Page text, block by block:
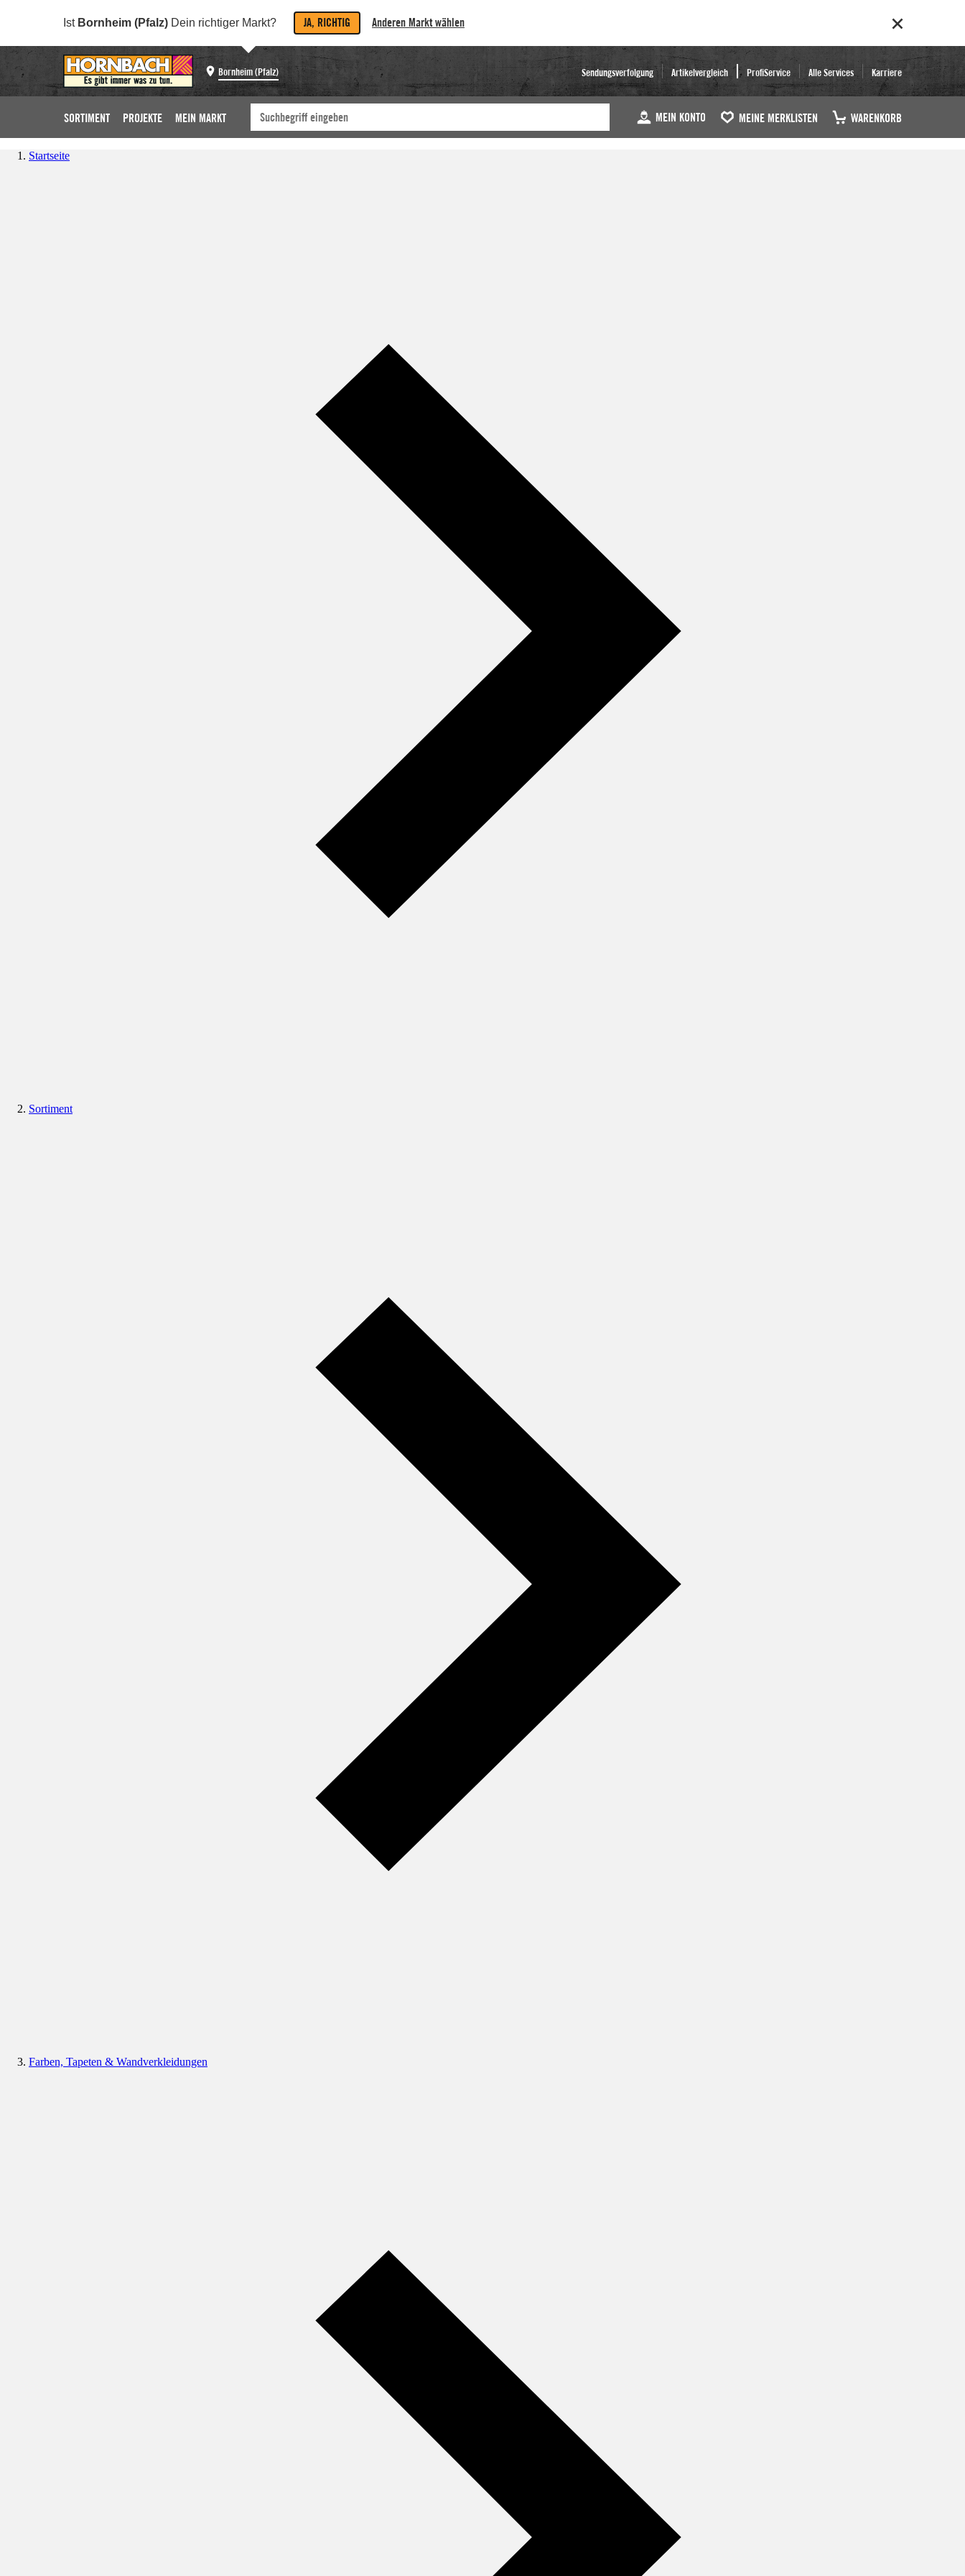
Ist Bornheim (Pfalz) Dein richtiger Markt? JA, RICHTIG Anderen Markt wählen
Bornheim (Pfalz) Sendungsverfolgung Artikelvergleich ProfiService Alle Services Karriere
SORTIMENT PROJEKTE MEIN MARKT MEIN KONTO MEINE MERKLISTEN WARENKORB
Startseite
Sortiment
Farben, Tapeten & Wandverkleidungen